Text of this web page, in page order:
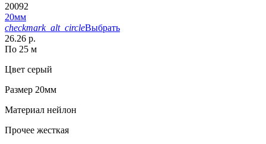
20092
20мм
checkmark_alt_circleВыбрать
26.26 р.
По 25 м
Цвет серый
Размер 20мм
Материал нейлон
Прочее жесткая